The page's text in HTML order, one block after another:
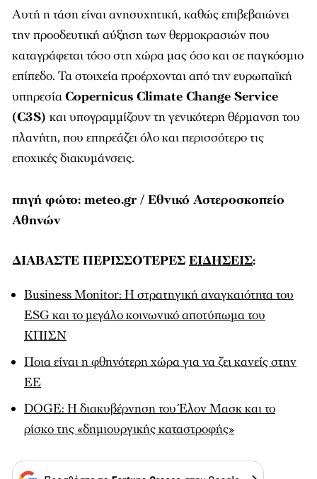
Αυτή η τάση είναι ανησυχητική, καθώς επιβεβαιώνει
την προοδευτική αύξηση των θερμοκρασιών που
καταγράφεται τόσο στη χώρα μας όσο και σε παγκόσμιο
επίπεδο. Τα στοιχεία προέρχονται από την ευρωπαϊκή
υπηρεσίαCopernicus Climate Change Service
(C3S) και υπογραμμίζουν τη γενικότερη θέρμανση του
πλανήτη, που επηρεάζει όλο και περισσότερο τις
εποχικές διακυμάνσεις.
πηγή φώτο: meteo.gr / Εθνικό Αστεροσκοπείο
Αθηνών
ΔΙΑΒΑΣΤΕ ΠΕΡΙΣΣΟΤΕΡΕΣ ΕΙΔΗΣΕΙΣ:
Business Monitor: Η στρατηγική αναγκαιότητα του
ESG και το μεγάλο κοινωνικό αποτύπωμα του
ΚΠΙΣΝ
Ποια είναι η φθηνότερη χώρα για να ζει κανείς στην
ΕΕ
DOGE: Η διακυβέρνηση του Έλον Μασκ και το
ρίσκο της «δημιουργικής καταστροφής»